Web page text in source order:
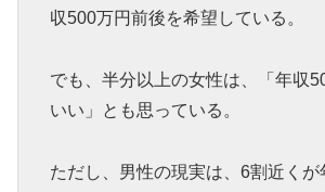
収500万円前後を希望している。
でも、半分以上の女性は、「年収
いい」とも思っている。
ただし、男性の現実は、6割近くが